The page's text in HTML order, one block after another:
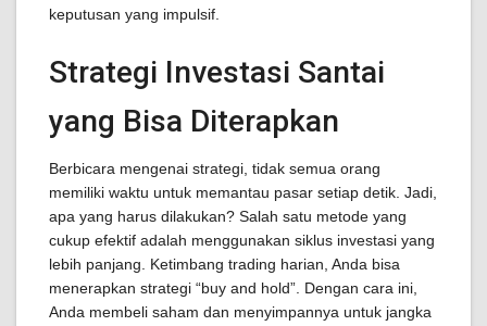
keputusan yang impulsif.
Strategi Investasi Santai
yang Bisa Diterapkan
Berbicara mengenai strategi, tidak semua orang
memiliki waktu untuk memantau pasar setiap detik. Jadi,
apa yang harus dilakukan? Salah satu metode yang
cukup efektif adalah menggunakan siklus investasi yang
lebih panjang. Ketimbang trading harian, Anda bisa
menerapkan strategi “buy and hold”. Dengan cara ini,
Anda membeli saham dan menyimpannya untuk jangka